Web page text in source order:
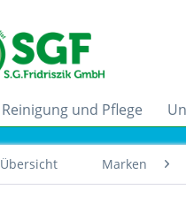
Reinigung und Pflege
Übersicht Marken